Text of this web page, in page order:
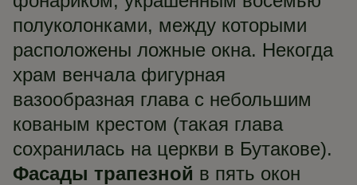
полуколонками, между которыми
расположены ложные окна. Некогда
храм венчала фигурная
вазообразная глава с небольшим
кованым крестом (такая глава
сохранилась на церкви в Бутакове).
Фасады трапезной в пять окон